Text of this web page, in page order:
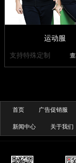
运动服
支持特殊定制
首页 广告促销服
新闻中心 关于我们